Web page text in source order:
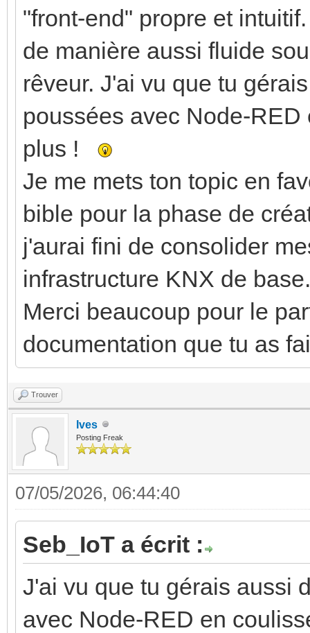
"front-end" propre et
de manière aussi fluide
rêveur. J'ai vu que tu
poussées avec Node-
plus !
Je me mets ton topic en
bible pour la phase de
j'aurai fini de consolider
infrastructure KNX de base.
Merci beaucoup pour le
documentation que tu as
Trouver
Ives
Posting Freak
07/05/2026, 06:44:40
Seb_IoT a écrit :
J'ai vu que tu gérais aussi
avec Node-RED en